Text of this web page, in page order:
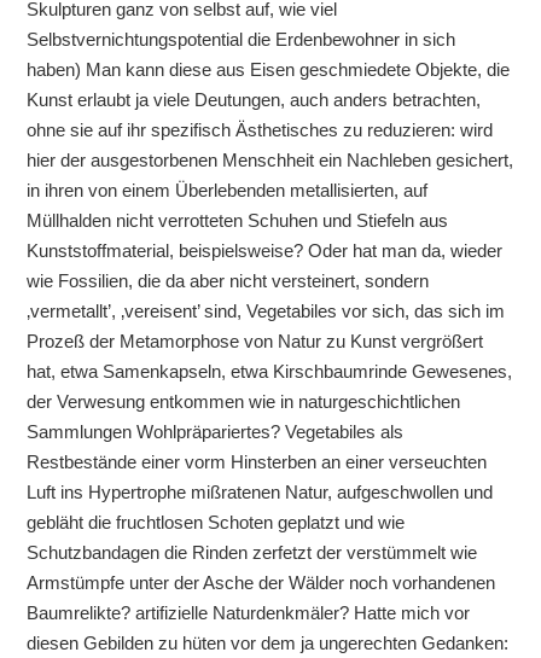
Skulpturen ganz von selbst auf, wie viel
Selbstvernichtungspotential die Erdenbewohner in sich
haben) Man kann diese aus Eisen geschmiedete Objekte, die
Kunst erlaubt ja viele Deutungen, auch anders betrachten,
ohne sie auf ihr spezifisch Ästhetisches zu reduzieren: wird
hier der ausgestorbenen Menschheit ein Nachleben gesichert,
in ihren von einem Überlebenden metallisierten, auf
Müllhalden nicht verrotteten Schuhen und Stiefeln aus
Kunststoffmaterial, beispielsweise? Oder hat man da, wieder
wie Fossilien, die da aber nicht versteinert, sondern
‚vermetallt’, ‚vereisent’ sind, Vegetabiles vor sich, das sich im
Prozeß der Metamorphose von Natur zu Kunst vergrößert
hat, etwa Samenkapseln, etwa Kirschbaumrinde Gewesenes,
der Verwesung entkommen wie in naturgeschichtlichen
Sammlungen Wohlpräpariertes? Vegetabiles als
Restbestände einer vorm Hinsterben an einer verseuchten
Luft ins Hypertrophe mißratenen Natur, aufgeschwollen und
gebläht die fruchtlosen Schoten geplatzt und wie
Schutzbandagen die Rinden zerfetzt der verstümmelt wie
Armstümpfe unter der Asche der Wälder noch vorhandenen
Baumrelikte? artifizielle Naturdenkmäler? Hatte mich vor
diesen Gebilden zu hüten vor dem ja ungerechten Gedanken: